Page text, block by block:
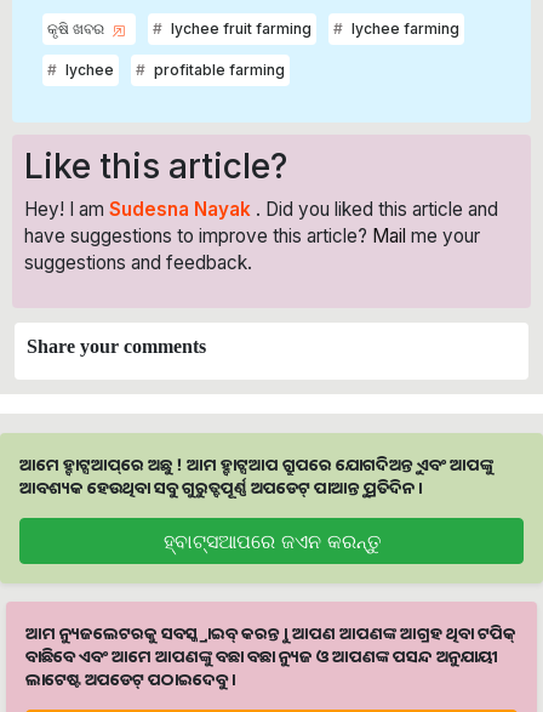
କୃଷି ଖବର lychee fruit farming lychee farming
lychee profitable farming
Like this article?
Hey! I am Sudesna Nayak . Did you liked this article and
have suggestions to improve this article? Mail me your
suggestions and feedback.
Share your comments
ଆମେ ହ୍ବାଟ୍ସଆପ୍‌ରେ ଅଛୁ ! ଆମ ହ୍ବାଟ୍ସଆପ ଗ୍ରୁପରେ ଯୋଗଦିଅନ୍ତୁ ଏବଂ ଆପଙ୍କୁ
ଆବଶ୍ୟକ ହେଉଥିବା ସବୁ ଗୁରୁତ୍ବପୂର୍ଣ୍ଣ ଅପଡେଟ୍‌ ପାଆନ୍ତୁ ପ୍ରତିଦିନ ।
ହ୍ବାଟ୍ସଆପରେ ଜଏନ କରନ୍ତୁ
ଆମ ନ୍ୟୁଜଲେଟରକୁ ସବସ୍କ୍ରାଇବ୍ କରନ୍ତୁ । ଆପଣ ଆପଣଙ୍କ ଆଗ୍ରହ ଥିବା ଟପିକ୍‌
ବାଛିବେ ଏବଂ ଆମେ ଆପଣଙ୍କୁ ବଛା ବଛା ନ୍ୟୁଜ ଓ ଆପଣଙ୍କ ପସନ୍ଦ ଅନୁଯାୟୀ
ଲାଟେଷ୍ଟ ଅପଡେଟ୍‌ ପଠାଇଦେବୁ ।